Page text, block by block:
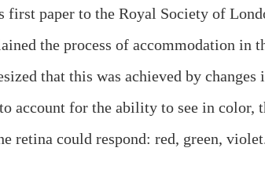
paper to the Royal Society of
the process of accommodation in
that this was achieved by changes
account for the ability to see in color,
retina could respond: red, green,